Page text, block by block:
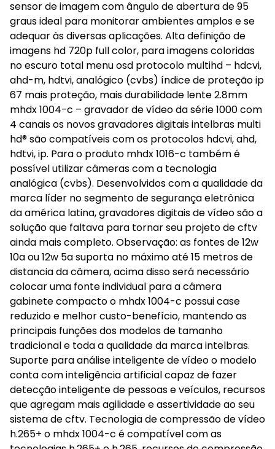
sensor de imagem com ângulo de abertura de 95
graus ideal para monitorar ambientes amplos e se
adequar às diversas aplicações. Alta definição de
imagens hd 720p full color, para imagens coloridas
no escuro total menu osd protocolo multihd – hdcvi,
ahd-m, hdtvi, analógico (cvbs) índice de proteção ip
67 mais proteção, mais durabilidade lente 2.8mm
mhdx 1004-c – gravador de vídeo da série 1000 com
4 canais os novos gravadores digitais intelbras multi
hd® são compatíveis com os protocolos hdcvi, ahd,
hdtvi, ip. Para o produto mhdx 1016-c também é
possível utilizar câmeras com a tecnologia
analógica (cvbs). Desenvolvidos com a qualidade da
marca líder no segmento de segurança eletrônica
da américa latina, gravadores digitais de vídeo são a
solução que faltava para tornar seu projeto de cftv
ainda mais completo. Observação: as fontes de 12w
10a ou 12w 5a suporta no máximo até 15 metros de
distancia da câmera, acima disso será necessário
colocar uma fonte individual para a câmera
gabinete compacto o mhdx 1004-c possui case
reduzido e melhor custo-benefício, mantendo as
principais funções dos modelos de tamanho
tradicional e toda a qualidade da marca intelbras.
Suporte para análise inteligente de vídeo o modelo
conta com inteligência artificial capaz de fazer
detecção inteligente de pessoas e veículos, recursos
que agregam mais agilidade e assertividade ao seu
sistema de cftv. Tecnologia de compressão de vídeo
h.265+ o mhdx 1004-c é compatível com as